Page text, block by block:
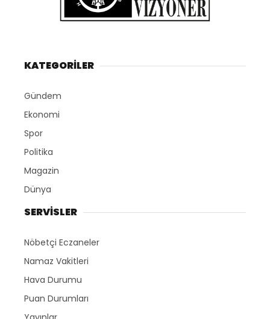
KATEGORİLER
Gündem
Ekonomi
Spor
Politika
Magazin
Dünya
SERVİSLER
Nöbetçi Eczaneler
Namaz Vakitleri
Hava Durumu
Puan Durumları